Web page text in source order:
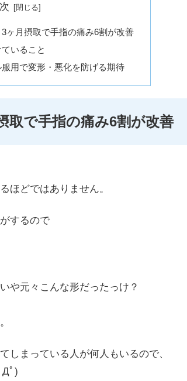
ヶ月摂取で手指の痛み6割が改善
いること
用で変形・悪化を防げる期待
取で手指の痛み6割が改善
ほどではありません。
するので
や元々こんな形だったっけ？
しまっている人が何人もいるので、
Дﾟ)